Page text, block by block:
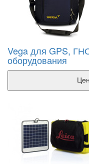
Vega для GPS,
оборудования